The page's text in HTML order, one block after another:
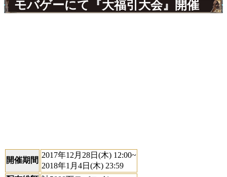
モバゲーにて『大福引大会』開催
開催期間
2017年12月28日(木) 12:00~
2018年1月4日(木) 23:59